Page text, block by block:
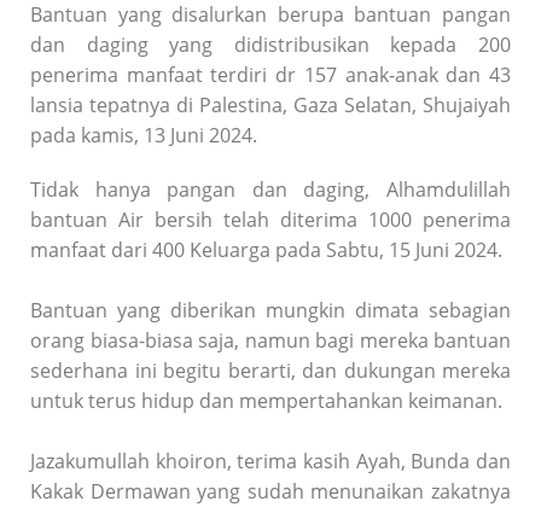
Bantuan yang disalurkan berupa bantuan pangan
dan daging yang didistribusikan kepada 200
penerima manfaat terdiri dr 157 anak-anak dan 43
lansia tepatnya di Palestina, Gaza Selatan, Shujaiyah
pada kamis, 13 Juni 2024.
Tidak hanya pangan dan daging, Alhamdulillah
bantuan Air bersih telah diterima 1000 penerima
manfaat dari 400 Keluarga pada Sabtu, 15 Juni 2024.
Bantuan yang diberikan mungkin dimata sebagian
orang biasa-biasa saja, namun bagi mereka bantuan
sederhana ini begitu berarti, dan dukungan mereka
untuk terus hidup dan mempertahankan keimanan.
Jazakumullah khoiron, terima kasih Ayah, Bunda dan
Kakak Dermawan yang sudah menunaikan zakatnya